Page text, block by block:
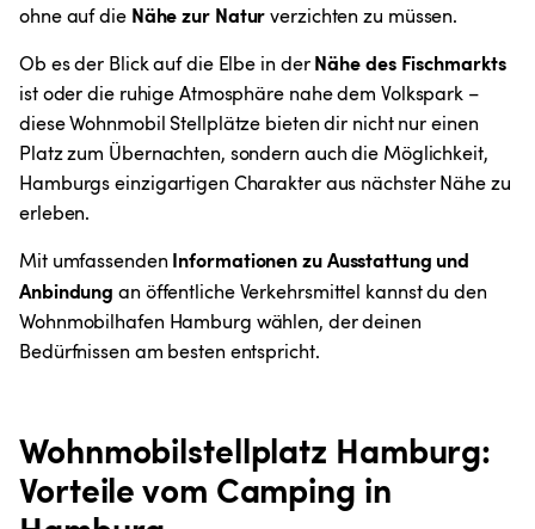
ohne auf die Nähe zur Natur verzichten zu müssen.
Ob es der Blick auf die Elbe in der Nähe des Fischmarkts
ist oder die ruhige Atmosphäre nahe dem Volkspark –
diese Wohnmobil Stellplätze bieten dir nicht nur einen
Platz zum Übernachten, sondern auch die Möglichkeit,
Hamburgs einzigartigen Charakter aus nächster Nähe zu
erleben.
Mit umfassenden Informationen zu Ausstattung und
Anbindung an öffentliche Verkehrsmittel kannst du den
Wohnmobilhafen Hamburg wählen, der deinen
Bedürfnissen am besten entspricht.
Wohnmobilstellplatz Hamburg:
Vorteile vom Camping in